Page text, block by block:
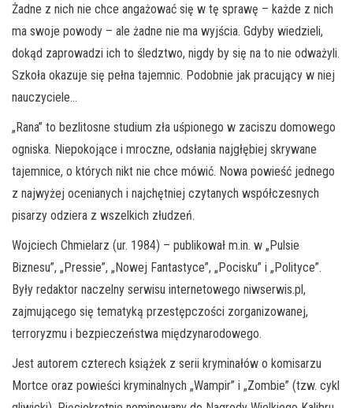
Żadne z nich nie chce angażować się w tę sprawę – każde z nich
ma swoje powody – ale żadne nie ma wyjścia. Gdyby wiedzieli,
dokąd zaprowadzi ich to śledztwo, nigdy by się na to nie odważyli.
Szkoła okazuje się pełna tajemnic. Podobnie jak pracujący w niej
nauczyciele…
„Rana” to bezlitosne studium zła uśpionego w zaciszu domowego
ogniska. Niepokojące i mroczne, odsłania najgłębiej skrywane
tajemnice, o których nikt nie chce mówić. Nowa powieść jednego
z najwyżej ocenianych i najchętniej czytanych współczesnych
pisarzy odziera z wszelkich złudzeń.
Wojciech Chmielarz (ur. 1984) – publikował m.in. w „Pulsie
Biznesu”, „Pressie”, „Nowej Fantastyce”, „Pocisku” i „Polityce”.
Były redaktor naczelny serwisu internetowego niwserwis.pl,
zajmującego się tematyką przestępczości zorganizowanej,
terroryzmu i bezpieczeństwa międzynarodowego.
Jest autorem czterech książek z serii kryminałów o komisarzu
Mortce oraz powieści kryminalnych „Wampir” i „Zombie” (tzw. cykl